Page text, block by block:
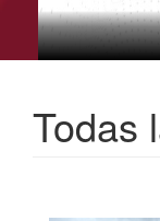
Todas